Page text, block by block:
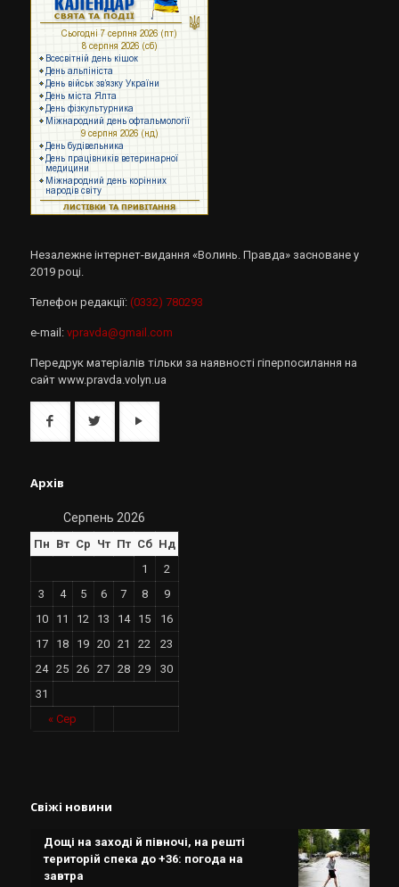
Незалежне інтернет-видання «Волинь. Правда» засноване у
2019 році.
Телефон редакції: (0332) 780293
e-mail: vpravda@gmail.com
Передрук матеріалів тільки за наявності гіперпосилання на
сайт www.pravda.volyn.ua
Архів
Серпень 2026
Пн Вт Ср Чт Пт Сб Нд
« Сер
1
2
3
4 5 6 7 8
9
10
11 12 13 14 15
16
17
18 19 20 21 22
23
24
25 26 27 28 29
30
31
Свіжі новини
Дощі на заході й півночі, на решті
територій спека до +36: погода на
завтра